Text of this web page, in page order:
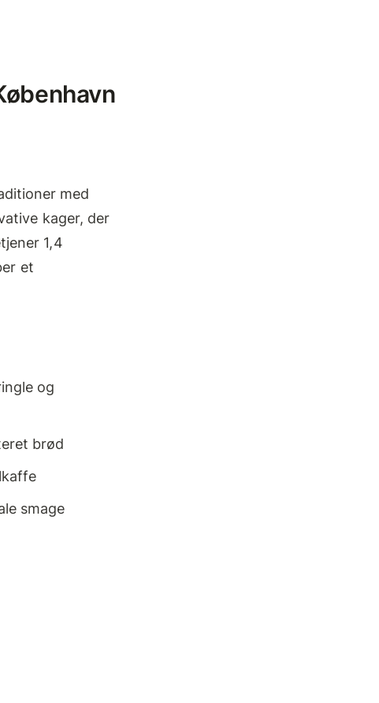
med
kager, der
1,4
et
og
brød
smage